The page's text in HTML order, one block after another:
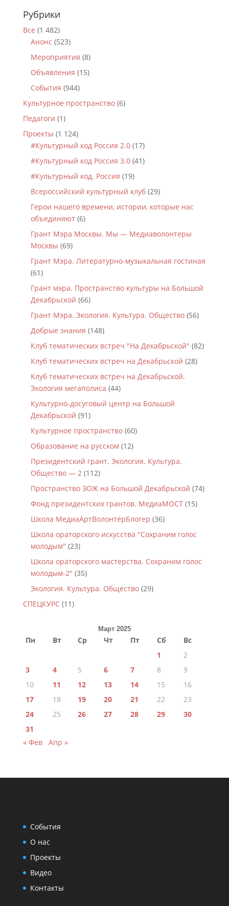
Рубрики
Все (1 482)
Анонс (523)
Мероприятия (8)
Объявления (15)
События (944)
Культурное пространство(6)
Педагоги (1)
Проекты (1 124)
#Культурный код Россия 2.0(17)
#Культурный код Россия 3.0(41)
#Культурный код. Россия (19)
Всероссийский культурный клуб(29)
Герои нашего времени, истории, которые нас
объединяют(6)
Грант Мэра Москвы. Мы — Медиаволонтеры
Москвы (69)
Грант Мэра. Литературно-музыкальная гостиная
(61)
Грант мэра. Пространство культуры на Большой
Декабрьской (66)
Грант Мэра. Экология. Культура. Общество(56)
Добрые знания (148)
Клуб тематических встреч "На Декабрьской" (82)
Клуб тематических встреч на Декабрьской (28)
Клуб тематических встреч на Декабрьской.
Экология мегаполиса (44)
Культурно-досуговый центр на Большой
Декабрьской (91)
Культурное пространство(60)
Образование на русском (12)
Президентский грант. Экология. Культура.
Общество — 2(112)
Пространство ЗОЖ на Большой Декабрьской (74)
Фонд президентских грантов. МедиаМОСТ(15)
Школа МедиаАртВолонтёрБлогер (36)
Школа ораторского искусства "Сохраним голос
молодым" (23)
Школа ораторского мастерства. Сохраним голос
молодым-2" (35)
Экология. Культура. Общество(29)
СПЕЦКУРС(11)
Март 2025
Пн Вт Ср Чт Пт Сб
Вс
1
2
3
4 5 6 7 8
9
10
11 12 13 14 15
16
17
18 19 20 21 22
23
24
25 26 27 28 29
30
31
« Фев
Апр »
События
О нас
Проекты
Видео
Контакты